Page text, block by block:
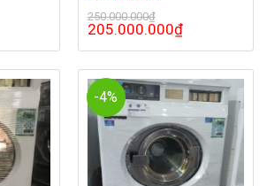
250.000.000₫
205.000.000₫
-4%